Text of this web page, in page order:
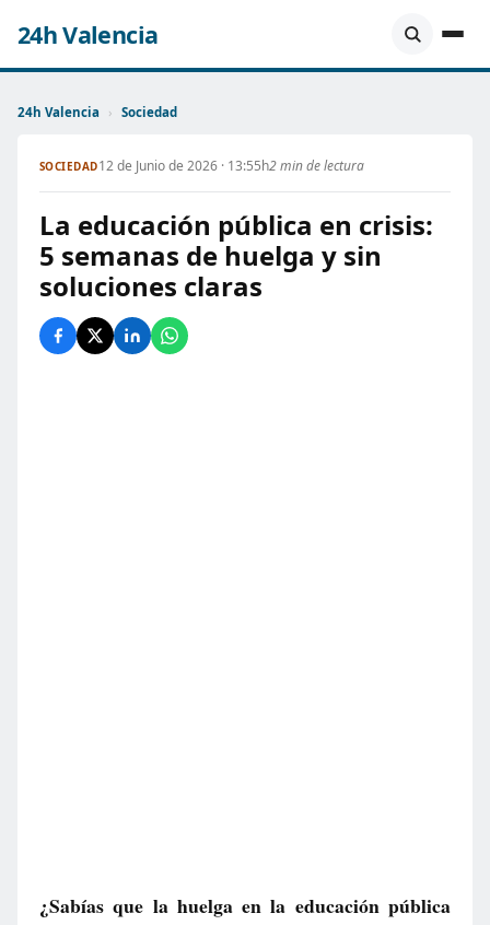
24h Valencia
24h Valencia › Sociedad
SOCIEDAD12 de Junio de 2026 · 13:55h2 min de lectura
La educación pública en crisis:
5 semanas de huelga y sin
soluciones claras
¿Sabías que la huelga en la educación pública